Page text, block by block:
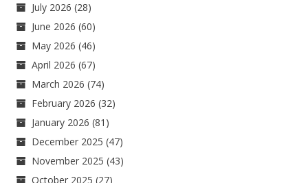
July 2026 (28)
June 2026 (60)
May 2026 (46)
April 2026 (67)
March 2026 (74)
February 2026 (32)
January 2026 (81)
December 2025 (47)
November 2025 (43)
October 2025 (27)